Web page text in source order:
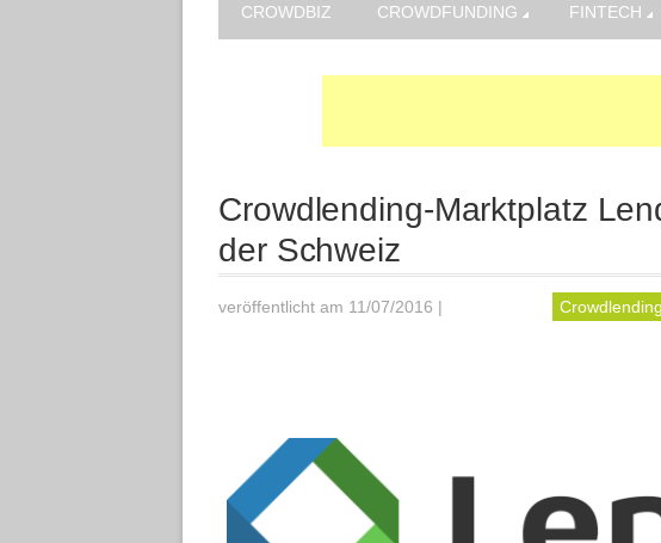
CROWDBIZ CROWDFUNDING FINTECH
Crowdlending-Marktplatz
der Schweiz
veröffentlicht am 11/07/2016 | Crowdlending